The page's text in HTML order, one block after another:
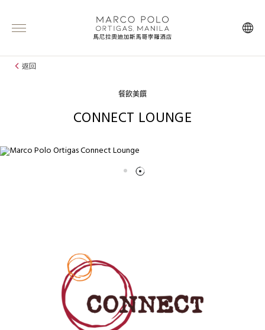
返回
餐飲美饌
CONNECT LOUNGE